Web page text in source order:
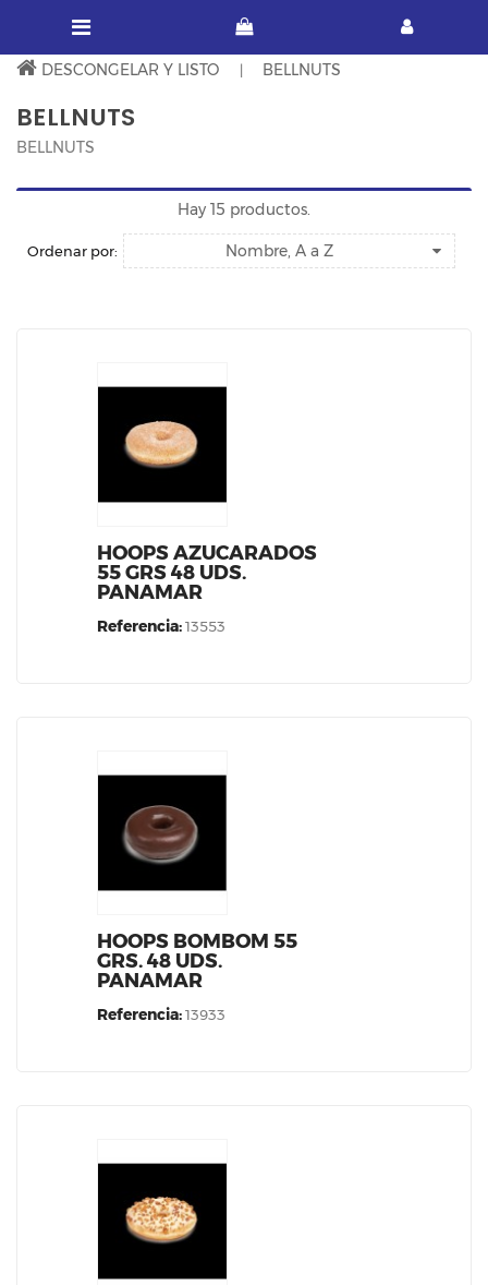
DESCONGELAR Y LISTO BELLNUTS
BELLNUTS
BELLNUTS
Hay 15 productos.
Ordenar por: Nombre, A a Z
HOOPS AZUCARADOS
55 GRS 48 UDS.
PANAMAR
Referencia:13553
HOOPS BOMBOM 55
GRS. 48 UDS.
PANAMAR
Referencia:13933